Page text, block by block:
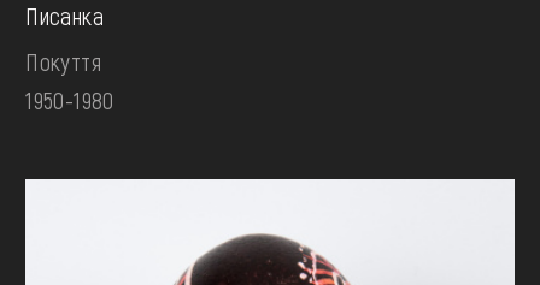
Писанка
Покуття
1950-1980